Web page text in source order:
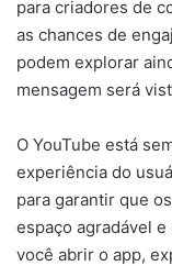
para criadores de
as chances de
podem explorar
mensagem será
O YouTube está
experiência do
para garantir que
espaço agradável
você abrir o app,